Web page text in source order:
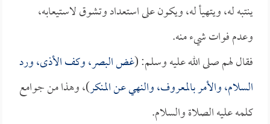
ينتبه له، ويتهيأ له، ويكون على استعداد وتشوق لاستيعابه،
وعدم فوات شيء منه.
فقال لهم صلى الله عليه وسلم: (غض البصر، وكف الأذى، ورد
السلام، والأمر بالمعروف، والنهي عن المنكر)، وهذا من جوامع
كلمه عليه الصلاة والسلام.